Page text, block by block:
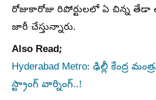
రోజుకారోజు రిపోర్టులలో ఏ చిన్న
జారీ చేస్తున్నారు.
Also Read;
Hyderabad Metro: ఢిల్లీ కేంద్ర
స్ట్రాంగ్ వార్నింగ్..!